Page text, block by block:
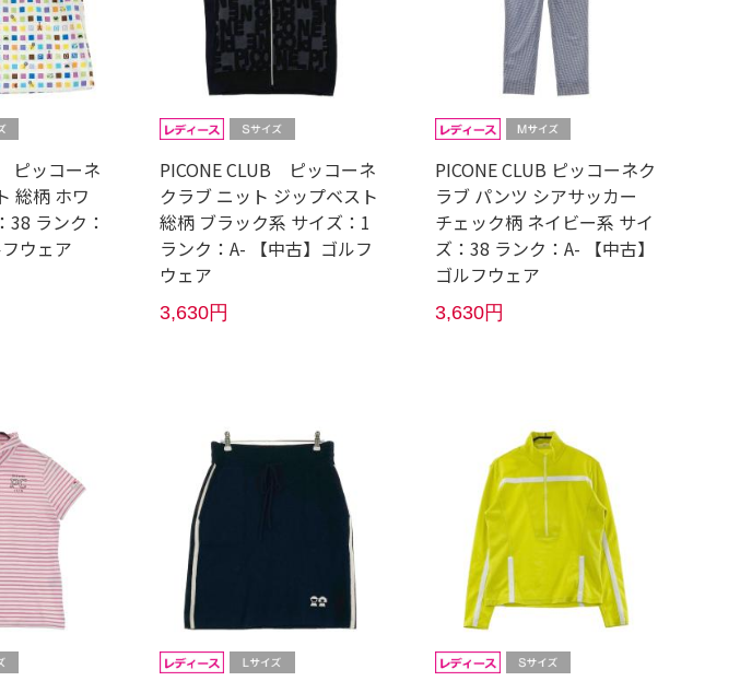
ピッコーネ
総柄 ホワ
38 ランク：
ウェア
PICONE CLUB ピッコーネ
クラブ ニット ジップベスト
総柄 ブラック系 サイズ：1
ランク：A- 【中古】ゴルフ
ウェア
3,630円
PICONE CLUB ピッコーネク
ラブ パンツ シアサッカー
チェック柄 ネイビー系 サイ
ズ：38 ランク：A- 【中古】
ゴルフウェア
3,630円